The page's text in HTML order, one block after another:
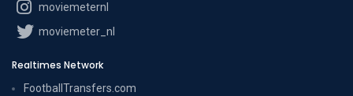
moviemeternl
moviemeter_nl
Realtimes Network
FootballTransfers.com